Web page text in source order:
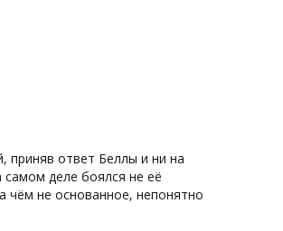
приняв ответ Беллы и ни на
самом деле боялся не её
чём не основанное, непонятно